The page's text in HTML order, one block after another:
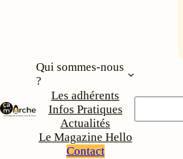
Qui sommes-nous
?
Les adhérents
Infos Pratiques
Actualités
Le Magazine Hello
Contact